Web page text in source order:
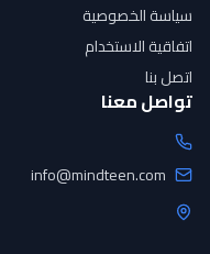
سياسة الخصوصية
اتفاقية الاستخدام
اتصل بنا
تواصل معنا
info@mindteen.com